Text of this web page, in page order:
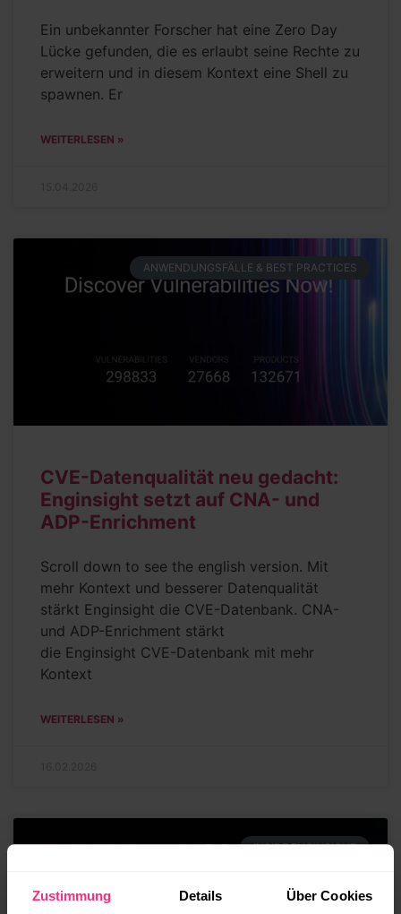
Zustimmung Details Über Cookies
Ein unbekannter Forscher hat eine Zero Day
Lücke gefunden, die es erlaubt seine Rechte zu
erweitern und in diesem Kontext eine Shell zu
spawnen. Er
WEITERLESEN »
ANWENDUNGSFÄLLE & BEST PRACTICES
CVE-Datenqualität neu gedacht:
Enginsight setzt auf CNA- und
ADP-Enrichment
Scroll down to see the english version. Mit
mehr Kontext und besserer Datenqualität
stärkt Enginsight die CVE-Datenbank. CNA-
und ADP-Enrichment stärkt
die Enginsight CVE-Datenbank mit mehr
Kontext
WEITERLESEN »
INSIDE ENGINSIGHT